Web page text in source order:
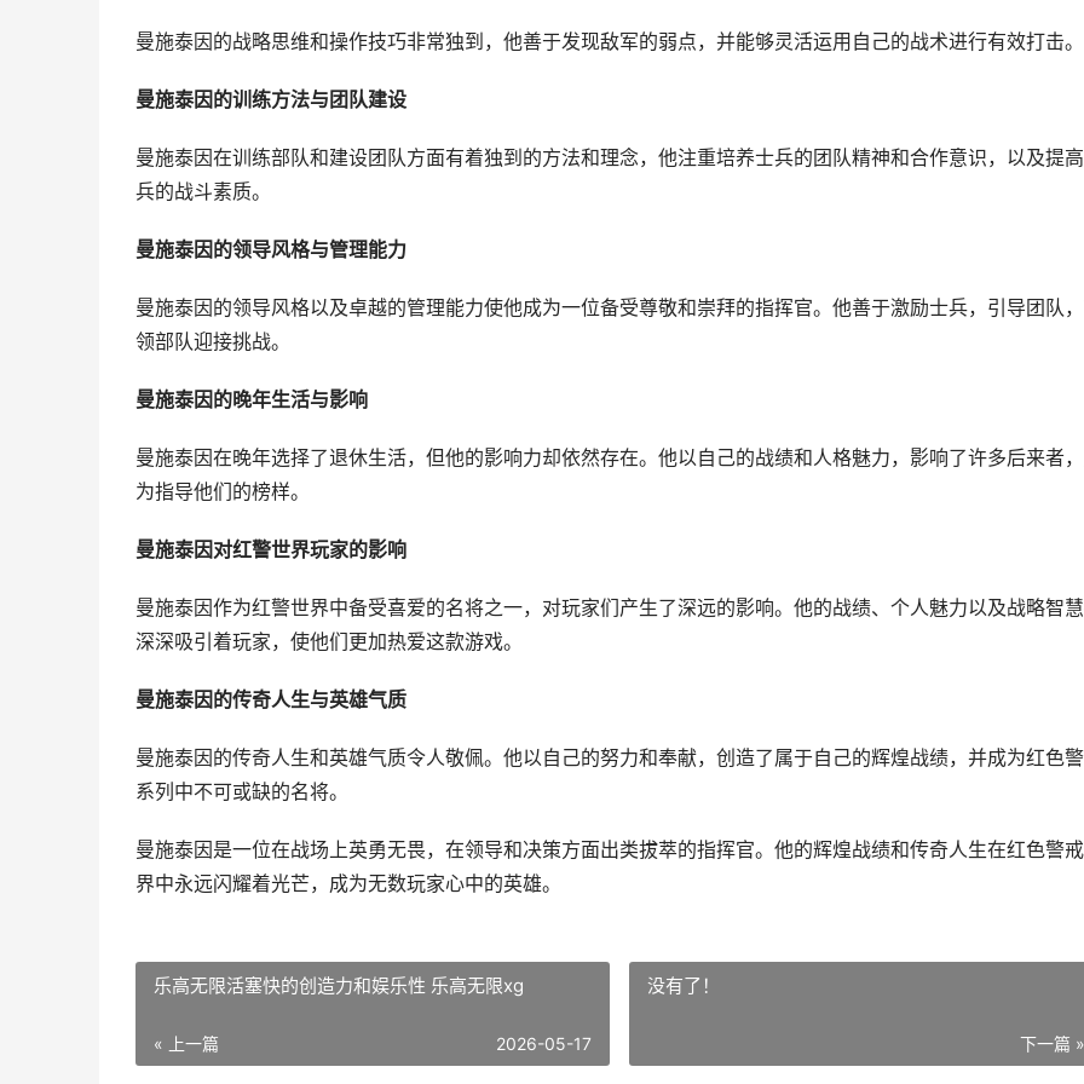
曼施泰因的战略思维和操作技巧非常独到，他善于发现敌军的弱点，并能够灵活运用自己的战术进行有效打击。
曼施泰因的训练方法与团队建设
曼施泰因在训练部队和建设团队方面有着独到的方法和理念，他注重培养士兵的团队精神和合作意识，以及提
兵的战斗素质。
曼施泰因的领导风格与管理能力
曼施泰因的领导风格以及卓越的管理能力使他成为一位备受尊敬和崇拜的指挥官。他善于激励士兵，引导团队
领部队迎接挑战。
曼施泰因的晚年生活与影响
曼施泰因在晚年选择了退休生活，但他的影响力却依然存在。他以自己的战绩和人格魅力，影响了许多后来者
为指导他们的榜样。
曼施泰因对红警世界玩家的影响
曼施泰因作为红警世界中备受喜爱的名将之一，对玩家们产生了深远的影响。他的战绩、个人魅力以及战略智
深深吸引着玩家，使他们更加热爱这款游戏。
曼施泰因的传奇人生与英雄气质
曼施泰因的传奇人生和英雄气质令人敬佩。他以自己的努力和奉献，创造了属于自己的辉煌战绩，并成为红色
系列中不可或缺的名将。
曼施泰因是一位在战场上英勇无畏，在领导和决策方面出类拔萃的指挥官。他的辉煌战绩和传奇人生在红色警
界中永远闪耀着光芒，成为无数玩家心中的英雄。
乐高无限活塞快的创造力和娱乐性 乐高无限xg
« 上一篇 2026-05-17
没有了！
下一篇 »